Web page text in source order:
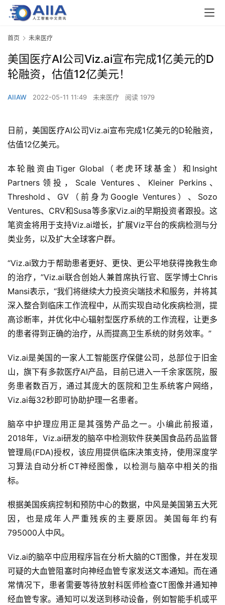
首页 未来医疗
美国医疗AI公司Viz.ai宣布完成1亿美元的D
轮融资，估值12亿美元！
AIIAW 2022-05-11 11:49 未来医疗 阅读 1979
日前，美国医疗AI公司Viz.ai宣布完成1亿美元的D轮融资，
估值12亿美元。
本轮融资由Tiger Global（老虎环球基金）和Insight
Partners领投，Scale Ventures、Kleiner Perkins、
Threshold、GV（前身为Google Ventures）、Sozo
Ventures、CRV和Susa等多家Viz.ai的早期投资者跟投。这
笔资金将用于支持Viz.ai增长，扩展Viz平台的疾病检测与分
类业务，以及扩大全球客户群。
“Viz.ai致力于帮助患者更好、更快、更公平地获得挽救生命
的治疗，”Viz.ai联合创始人兼首席执行官、医学博士Chris
Mansi表示，“我们将继续大力投资尖端技术和服务，并将其
深入整合到临床工作流程中，从而实现自动化疾病检测，提
高诊断率，并优化中心辐射型医疗系统的工作流程，让更多
的患者得到正确的治疗，从而提高卫生系统的财务效率。”
Viz.ai是美国的一家人工智能医疗保健公司，总部位于旧金
山，旗下有多款医疗AI产品，目前已进入一千余家医院，服
务患者数百万，通过其庞大的医院和卫生系统客户网络，
Viz.ai每32秒即可协助护理一名患者。
脑卒中护理应用正是其强势产品之一。小编此前报道，
2018年，Viz.ai研发的脑卒中检测软件获美国食品药品监督
管理局(FDA)授权，该应用提供临床决策支持，使用深度学
习算法自动分析CT神经图像，以检测与脑卒中相关的指
标。
根据美国疾病控制和预防中心的数据，中风是美国第五大死
因，也是成年人严重残疾的主要原因。美国每年约有
795000人中风。
Viz.ai的脑卒中应用程序旨在分析大脑的CT图像，并在发现
可疑的大血管阻塞时向神经血管专家发送文本通知。而在通
常情况下，患者需要等待放射科医师检查CT图像并通知神
经血管专家。通知可以发送到移动设备，例如智能手机或平